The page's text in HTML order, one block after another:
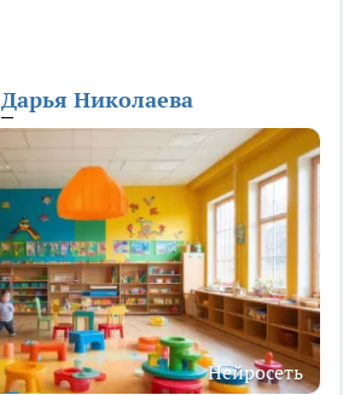
Дарья Николаева
Нейросеть